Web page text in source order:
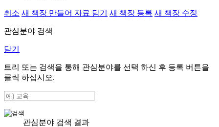
취소 새 책장 만들어 자료 담기 새 책장 등록 새 책장 수정
관심분야 검색
닫기
트리 또는 검색을 통해 관심분야를 선택 하신 후 등록 버튼을
클릭 하십시오.
관심분야 검색 결과